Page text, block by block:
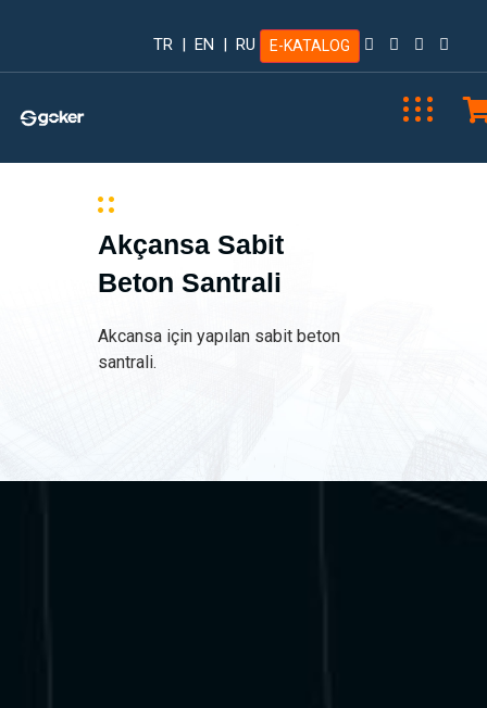
TR | EN | RU E-KATALOG
Akçansa Sabit
Beton Santrali
Akcansa için yapılan sabit beton
santrali.